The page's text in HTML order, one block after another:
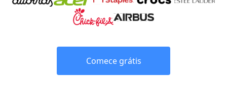
Comece grátis